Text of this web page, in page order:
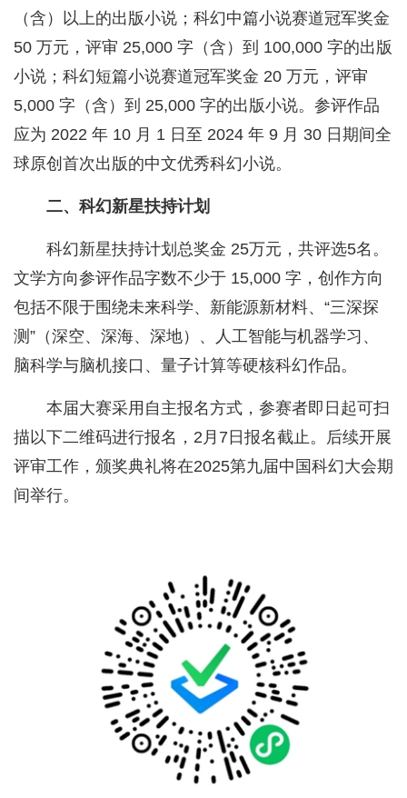
（含）以上的出版小说；科幻中篇小说赛道冠军奖金
50 万元，评审 25,000 字（含）到 100,000 字的出版
小说；科幻短篇小说赛道冠军奖金 20 万元，评审
5,000 字（含）到 25,000 字的出版小说。参评作品
应为 2022 年 10 月 1 日至 2024 年 9 月 30 日期间全
球原创首次出版的中文优秀科幻小说。
二、科幻新星扶持计划
科幻新星扶持计划总奖金 25万元，共评选5名。
文学方向参评作品字数不少于 15,000 字，创作方向
包括不限于围绕未来科学、新能源新材料、“三深探
测”（深空、深海、深地）、人工智能与机器学习、
脑科学与脑机接口、量子计算等硬核科幻作品。
本届大赛采用自主报名方式，参赛者即日起可扫
描以下二维码进行报名，2月7日报名截止。后续开展
评审工作，颁奖典礼将在2025第九届中国科幻大会期
间举行。